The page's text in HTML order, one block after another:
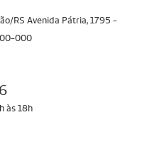
RS Avenida Pátria, 1795 -
000
às 18h